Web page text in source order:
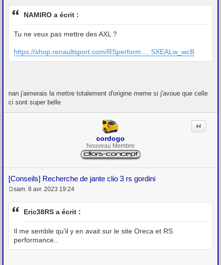
e
s
g
e
NAMIRO a écrit :
Tu ne veux pas mettre des AXL ?
https://shop.renaultsport.com/RSperform ... SXEALw_wcB
nan j'aimerais la mettre totalement d'origine meme si j'avoue que celle
ci sont super belle
cordogo
Nouveau Membre
[Conseils] Recherche de jante clio 3 rs gordini
Citation
e
s
g
e
sam. 8 avr. 2023 19:24
Eric38RS a écrit :
Il me semble qu'il y en avait sur le site Oreca et RS
performance..